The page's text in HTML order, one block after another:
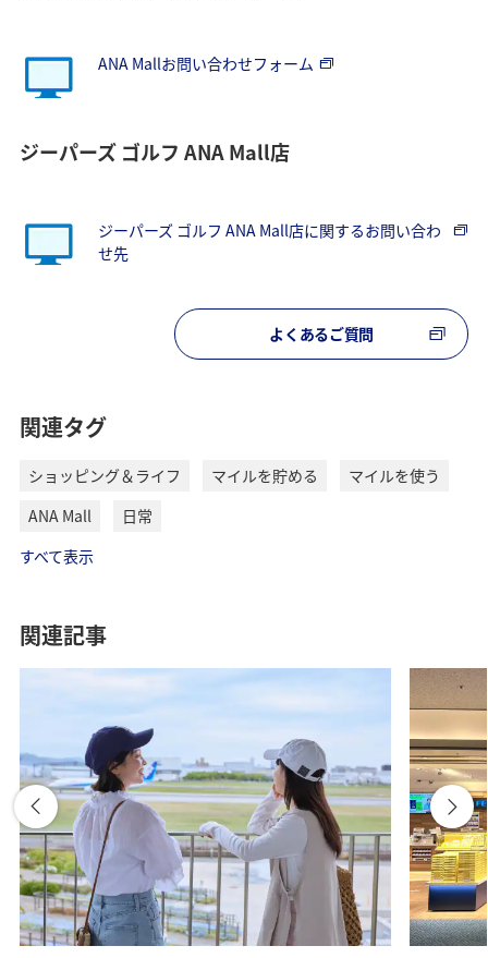
ANA Mallお問い合わせフォーム
ジーパーズ ゴルフ ANA Mall店
ジーパーズ ゴルフ ANA Mall店に関するお問い合わ
せ先
よくあるご質問
関連タグ
ショッピング＆ライフ マイルを貯める
マイルを使う
ANA Mall
日常
すべて表示
関連記事